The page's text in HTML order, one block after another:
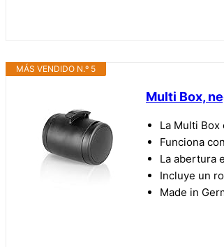
MÁS VENDIDO N.º 5
Multi Box,
La Multi
Funciona
La abertura
Incluye un
Made in